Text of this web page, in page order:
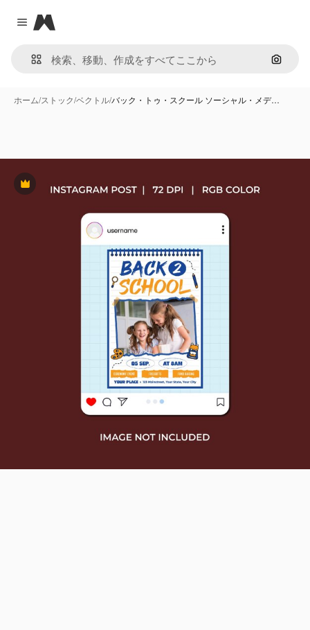
Close menu
Magnific
画像で
ホーム/ストック/ベクトル/バック・トゥ・スクール ソーシャル・メデ…
Premium